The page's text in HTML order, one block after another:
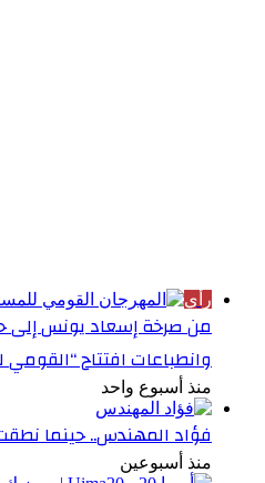
رأي
من صرخة إسعاد يونس إلى
وانطباعات افتتاح “القومي
منذ أسبوع واحد
فؤاد المهندس.. حينما
منذ أسبوعين